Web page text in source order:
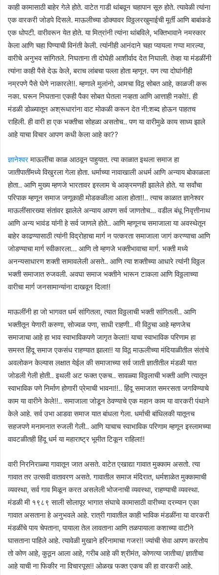
काही कामासाठी बाहेर गेले होते. वाटेत गाडी थांबवून चहापान सूरु होते. त्यावेळी त्यांना
एक वारकरी जोडपे दिसले. माऊलीच्या डोक्यावर विठ्ठलरखुमाईची मूर्ती आणि बाबांकडे
एक धोपटी. वारीवरून येत होते. या मित्रांनी त्यांना थांबविले, भक्तिभावाने नमस्कार
केला आणि चहा पिण्याची विनंती केली. त्यांनीही आनंदाने चहा प्यायला गप्पा मारल्या,
वारीचे अनुभव सांगितले. निघताना ती दोघेही आशीर्वाद देत निघाली. तेव्हा या मंडळींनी
त्यांना काही पैसे देऊ केले, बराच लांबचा पल्ला होता म्हणून. पण त्या दोघांनीही
नम्रपणे पैसे घेणे नाकारले!!. म्हणाले मुलांनो, आमचा विठू सोबत आहे, काळजी करू
नका. घरून निघताना एकही पैका सोबत घेतला नव्हता आणि आत्ताही नको!!. ही
मंडळी डोळ्यातून अश्रूधारांना वाट मोकळी करून देत नी:शब्द होऊन पाहतच
राहिली. ही वारी हा एक भक्तीचा सोहळा असतोच.. पण या वारीमुळे काय साध्य झाले
आहे याचा विचार आपण कधी केला आहे का??
ज्ञानेश्वरमाऊलींचा काळ आठवून पाहुयात. त्या काळात इथला समाज हा
जातीपातींमध्ये विखुरला गेला होता. धर्माच्या नावाखाली अधर्म आणि अन्याय बोकाळला
होता.. आणि मुख्य म्हणजे भारतावर इस्लाम चे आक्रमणही झालेले होते. या सर्वांचा
परिपाक म्हणून समाज जणूकाही मोडकळीला आला होता!!.. त्याच काळात ज्ञानेश्वर
माऊलींसारख्या संतांवर झालेले अन्याय आपण सर्व जाणतोच… वडील बंधू निवृत्तीनाथ
आणि अन्य भावंड यांनी हे सर्व जाणले होते.. आणि म्हणूनच समाजाला या अवस्थेतून
बाहेर काढण्यासाठी त्यांनी विद्रोहाचा मार्ग न पत्करता समाजाला जागं करण्याचा आणि
जोडण्याचा मार्ग स्वीकारला… आणि तो म्हणजे भक्तीभावाचा मार्ग. भक्ती मध्ये
अनन्यसाधारण शक्ती सामावलेली असते.. आणि त्या शक्तीच्या आधारे त्यांनी विठ्ठल
भक्ती समाजात रुजवली. अवघा समाज भक्तीने भारून टाकला आणि विठ्ठलाच्या
वारीचा मार्ग जनसामान्यांना दाखवून दिला!!
माऊलींनी हा जो भागवत धर्म सांगितला, त्यात विठ्ठलाची भक्ती सांगितली.. आणि
भक्तीतून येणारी करुणा, सोज्वळ पणा, साधी राहणी.. मी विठुचा आहे म्हणजेच
समाजाचा आहे हा भाव स्वाभाविकपणे जागृत केला!! याचा स्वाभाविक परिणाम हा
समस्त हिंदू समाज एकसंध राहण्यात झाला!! या विठू माऊलीच्या मंदियाळीतील संतांचे
अवलोकन केल्यास लक्षात येईल की समाजाच्या सर्व जाती ज्ञातीतील मंडळी यात
जोडली गेली होती.. इथली अट फक्त एकच.. सावळ्या विठ्ठलाची भक्ती आणि त्यातून
स्वाभाविक पणे निर्माण होणारी प्रेमाची भावना!!.. हिंदू समाजात समरसता जगविण्याचे
काम या वारीने केले!!.. समाजाला जोडून ठेवण्याचे एक महान काम या वारकरी पंथाने
केले आहे. सर्व उभा आडवा समाज यात बांधला गेला. धर्माची बांधिलकी यातूनच
सहजपणे मनामनात रुजली गेली.. आणि याचाच स्वाभाविक परिणाम म्हणून इस्लामच्या
वावटळीतही हिंदू धर्म या महाराष्ट्र भूमीत टिकून राहिला!!
वारी निरनिराळ्या गावातून जात असते. वाटेत एखाद्या गावात मुक्काम असतो. त्या
गावात तर उत्सवी वातावरण असते. गावातील समाज मंदिरात, धर्मशाळेत मुक्कामाची
व्यवस्था, सर्व गाव मिळून करत असलेली भोजनाची व्यवस्था, राहण्याची व्यवस्था.
मंडळी मी १९८९ साली सोलापूर भागात संघाचे कामासाठी वारीच्या दरम्यान एका
गावात असताना हे अनुभवले आहे. रात्री गावातील काही भाविक मंडळींना या वारकरी
मंडळींचे पाय चेपताना, पायाला तेल लावताना आणि तळपायाला कशाच्या वाटीने
घासताना पाहिले आहे. त्यावेळी मुखाने हरिनामाचा गजर!! ज्यांची सेवा आपण करतोय
तो कोण आहे, कुठून आला आहे, गरीब आहे की श्रीमंत, कोणत्या जातीचा/ ज्ञातीचा
आहे याची ना फिकीर ना विचारपूस!! ओळख फक्त एकच की हा वारकरी आहे.